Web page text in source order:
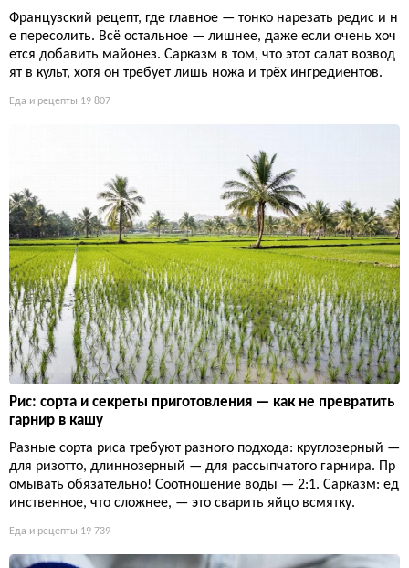
Французский рецепт, где главное — тонко нарезать редис и н
е пересолить. Всё остальное — лишнее, даже если очень хоч
ется добавить майонез. Сарказм в том, что этот салат возвод
ят в культ, хотя он требует лишь ножа и трёх ингредиентов.
Еда и рецепты 19 807
Рис: сорта и секреты приготовления — как не превратить
гарнир в кашу
Разные сорта риса требуют разного подхода: круглозерный —
для ризотто, длиннозерный — для рассыпчатого гарнира. Пр
омывать обязательно! Соотношение воды — 2:1. Сарказм: ед
инственное, что сложнее, — это сварить яйцо всмятку.
Еда и рецепты 19 739